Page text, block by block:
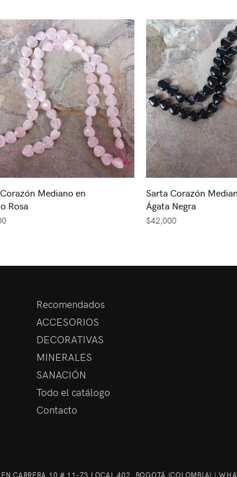
Mediano en
Rosa
Sarta Corazón
Ágata Negra
$42,000
Recomendados
ACCESORIOS
DECORATIVAS
MINERALES
SANACIÓN
Todo el catálogo
Contacto
CARRERA 10 # 11-73 LOCAL 402, BOGOTÁ (COLOMBIA) |